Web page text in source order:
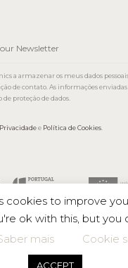
a armazenar os meus dados
de contato. As informações enviadas
proteção de dados.
e Política de Cookies
reserved |Private Policy
cookies to improve
ok with this, but you
mais Cookie
ACCEPT